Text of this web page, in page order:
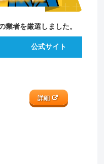
者を厳選しました。
公式サイト
詳細